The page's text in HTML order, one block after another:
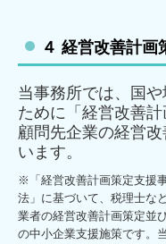
４ 経営改善計画
当事務所では、国
ために「経営改善
顧問先企業の経営
います。
※「経営改善計画策定支援
法」に基づいて、税理士な
業者の経営改善計画策定並
の中小企業支援施策です。